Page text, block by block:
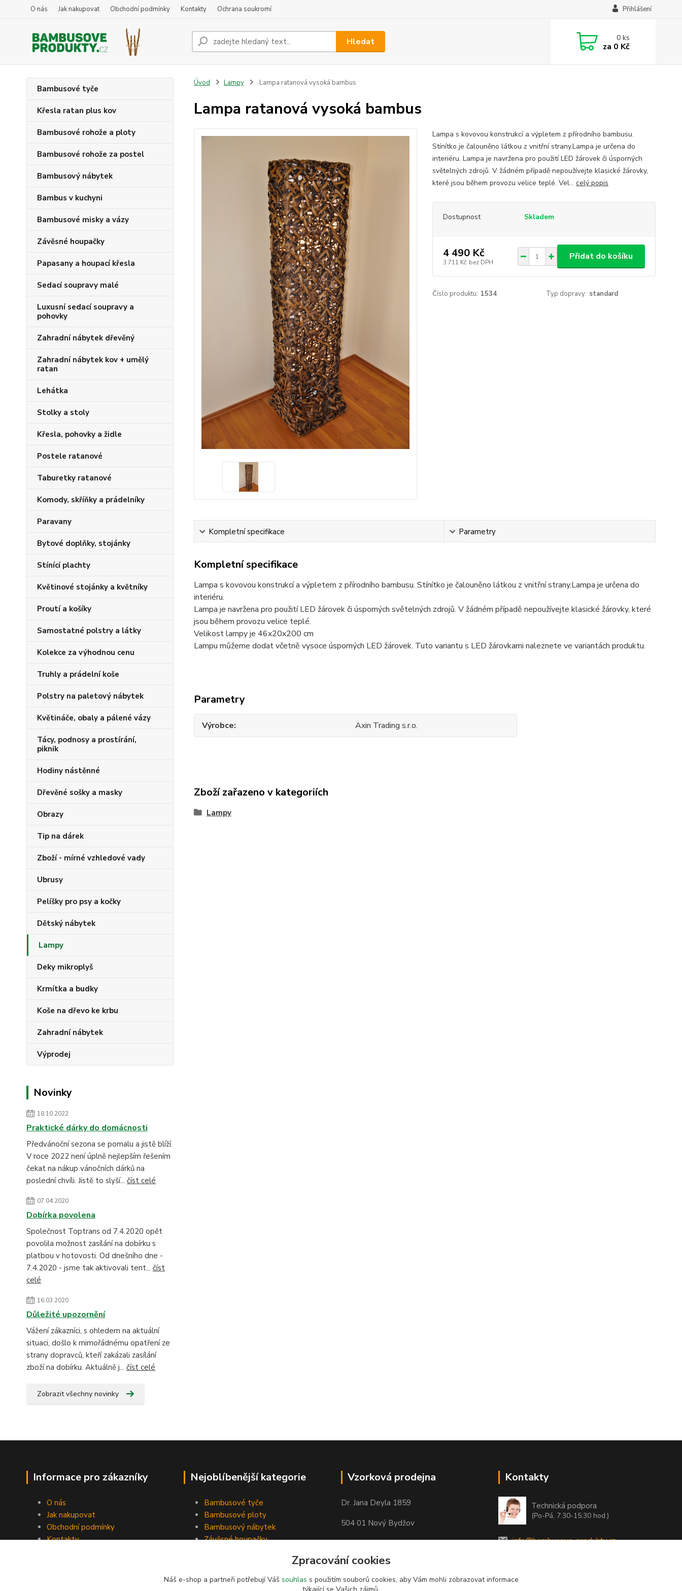
O nás Jak nakupovat Obchodní podmínky Kontakty Ochrana soukromí Přihlášení
Hledat 0ks
za 0 Kč
Bambusové tyče
Křesla ratan plus kov
Bambusové rohože a ploty
Bambusové rohože za postel
Bambusový nábytek
Bambus v kuchyni
Bambusové misky a vázy
Závěsné houpačky
Papasany a houpací křesla
Sedací soupravy malé
Luxusní sedací soupravy a
pohovky
Zahradní nábytek dřevěný
Zahradní nábytek kov + umělý
ratan
Lehátka
Stolky a stoly
Křesla, pohovky a židle
Postele ratanové
Taburetky ratanové
Komody, skříňky a prádelníky
Paravany
Bytové doplňky, stojánky
Stínící plachty
Květinové stojánky a květníky
Proutí a košíky
Samostatné polstry a látky
Kolekce za výhodnou cenu
Truhly a prádelní koše
Polstry na paletový nábytek
Květináče, obaly a pálené vázy
Tácy, podnosy a prostírání,
piknik
Hodiny nástěnné
Dřevěné sošky a masky
Obrazy
Tip na dárek
Zboží - mírné vzhledové vady
Ubrusy
Pelíšky pro psy a kočky
Dětský nábytek
Lampy
Deky mikroplyš
Krmítka a budky
Koše na dřevo ke krbu
Zahradní nábytek
Výprodej
Novinky
18.10.2022
Praktické dárky do domácnosti
Předvánoční sezona se pomalu a jistě blíží.
V roce 2022 není úplně nejlepším řešením
čekat na nákup vánočních dárků na
poslední chvíli. Jistě to slyší... číst celé
07.04.2020
Dobírka povolena
Společnost Toptrans od 7.4.2020 opět
povolila možnost zasílání na dobírku s
platbou v hotovosti. Od dnešního dne -
7.4.2020 - jsme tak aktivovali tent... číst
celé
16.03.2020
Důležité upozornění
Vážení zákazníci, s ohledem na aktuální
situaci, došlo k mimořádnému opatření ze
strany dopravců, kteří zakázali zasílání
zboží na dobírku. Aktuálně j... číst celé
Zobrazit všechny novinky
Úvod Lampy Lampa ratanová vysoká bambus
Lampa ratanová vysoká bambus
Lampa s kovovou konstrukcí a výpletem z přírodního bambusu.
Stínítko je čalouněno látkou z vnitřní strany.Lampa je určena do
interiéru. Lampa je navržena pro použití LED žárovek či úsporných
světelných zdrojů. V žádném případě nepoužívejte klasické žárovky,
které jsou během provozu velice teplé. Vel... celý popis
Dostupnost Skladem
4 490 Kč
3 711 Kč bez DPH
Přidat do košíku
Číslo produktu: 1534 Typ dopravy: standard
Kompletní specifikace Parametry
Kompletní specifikace
Lampa s kovovou konstrukcí a výpletem z přírodního bambusu. Stínítko je čalouněno látkou z vnitřní strany.Lampa je určena do
interiéru.
Lampa je navržena pro použití LED žárovek či úsporných světelných zdrojů. V žádném případě nepoužívejte klasické žárovky, které
jsou během provozu velice teplé.
Velikost lampy je 46x20x200 cm
Lampu můžeme dodat včetně vysoce úsporných LED žárovek. Tuto variantu s LED žárovkami naleznete ve variantách produktu.
Parametry
Výrobce Axin Trading s.r.o.
Zboží zařazeno v kategoriích
Lampy
Informace pro zákazníky
O nás
Jak nakupovat
Obchodní podmínky
Kontakty
Nejoblíbenější kategorie
Bambusové tyče
Bambusové ploty
Bambusový nábytek
Závěsné houpačky
Vzorková prodejna
Dr. Jana Deyla 1859
504 01 Nový Bydžov
Otevírací doba:
Po - Pá 8:00 - 17:00
So - 8:00 - 17:00
Kontakty
Technická podpora
(Po-Pá, 7:30-15:30 hod.)
info@bambusove-produkty.cz
Zpracování cookies
Náš e-shop a partneři potřebují Váš souhlas s použitím souborů cookies, aby Vám mohli zobrazovat informace